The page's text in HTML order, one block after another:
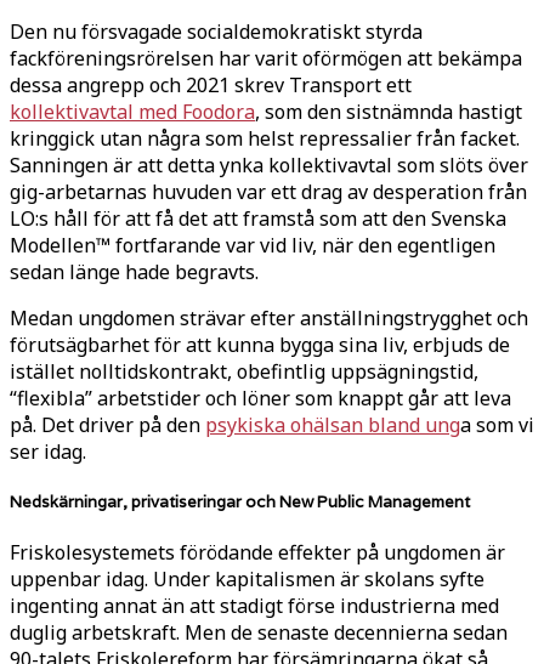
Den nu försvagade socialdemokratiskt styrda
fackföreningsrörelsen har varit oförmögen att bekämpa
dessa angrepp och 2021 skrev Transport ett
kollektivavtal med Foodora, som den sistnämnda hastigt
kringgick utan några som helst repressalier från facket.
Sanningen är att detta ynka kollektivavtal som slöts över
gig-arbetarnas huvuden var ett drag av desperation från
LO:s håll för att få det att framstå som att den Svenska
Modellen™ fortfarande var vid liv, när den egentligen
sedan länge hade begravts.
Medan ungdomen strävar efter anställningstrygghet och
förutsägbarhet för att kunna bygga sina liv, erbjuds de
istället nolltidskontrakt, obefintlig uppsägningstid,
“flexibla” arbetstider och löner som knappt går att leva
på. Det driver på den psykiska ohälsan bland unga som vi
ser idag.
Nedskärningar, privatiseringar och New Public Management
Friskolesystemets förödande effekter på ungdomen är
uppenbar idag. Under kapitalismen är skolans syfte
ingenting annat än att stadigt förse industrierna med
duglig arbetskraft. Men de senaste decennierna sedan